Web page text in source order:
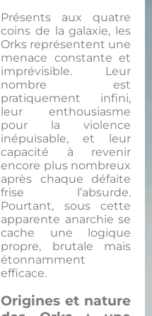
Présents aux quatre
coins de la galaxie, les
Orks représentent une
menace constante et
imprévisible. Leur
nombre est
pratiquement infini,
leur enthousiasme
pour la violence
inépuisable, et leur
capacité à revenir
encore plus nombreux
après chaque défaite
frise l’absurde.
Pourtant, sous cette
apparente anarchie se
cache une logique
propre, brutale mais
étonnamment
efficace.
Origines et nature